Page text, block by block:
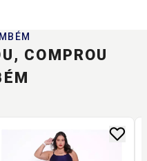
COMPROU